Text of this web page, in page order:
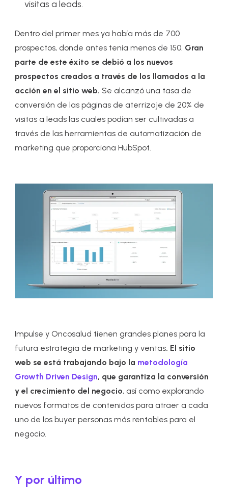
visitas a leads.
Dentro del primer mes ya había más de 700
prospectos, donde antes tenía menos de 150. Gran
parte de este éxito se debió a los nuevos
prospectos creados a través de los llamados a la
acción en el sitio web. Se alcanzó una tasa de
conversión de las páginas de aterrizaje de 20% de
visitas a leads las cuales podían ser cultivadas a
través de las herramientas de automatización de
marketing que proporciona HubSpot.
Impulse y Oncosalud tienen grandes planes para la
futura estrategia de marketing y ventas. El sitio
web se está trabajando bajo la metodología
Growth Driven Design, que garantiza la conversión
y el crecimiento del negocio, así como explorando
nuevos formatos de contenidos para atraer a cada
uno de los buyer personas más rentables para el
negocio.
Y por último